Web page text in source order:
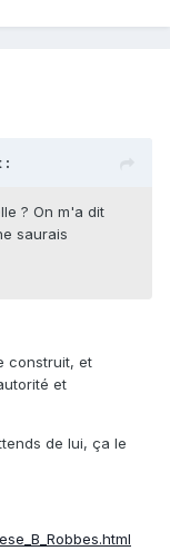
:
? On m'a dit
saurais
construit, et
et
de lui, ça le